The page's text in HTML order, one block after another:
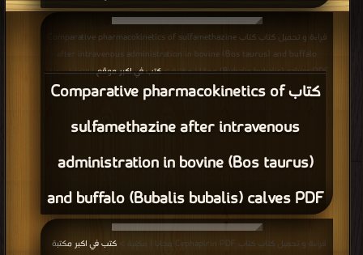
كتاب Comparative pharmacokinetics of
sulfamethazine after intravenous
administration in bovine (Bos taurus)
and buffalo (Bubalis bubalis) calves PDF
قراءة و تحميل كتاب كتاب Comparative pharmacokinetics of sulfamethazine
after intravenous administration in bovine (Bos taurus) and buffalo
(Bubalis bubalis) calves PDF مجانا | مكتبة >
كتب في اكبر موقع| التحميل : مرة/
مرات
قراءة و تحميل كتاب كتاب Cephapirin PDF مجانا | مكتبة > كتب في اكبر مكتبة